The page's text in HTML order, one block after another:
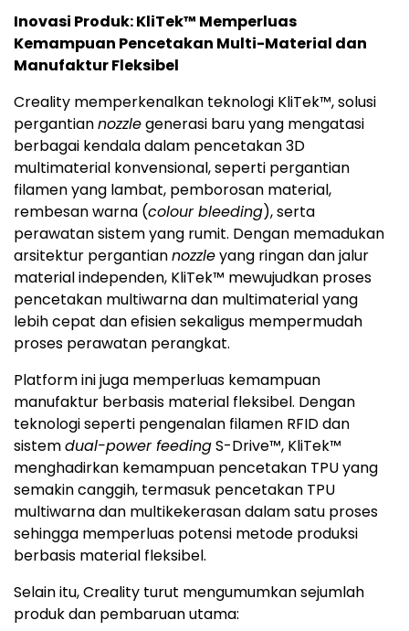
Inovasi Produk: KliTek™ Memperluas
Kemampuan Pencetakan Multi-Material dan
Manufaktur Fleksibel
Creality memperkenalkan teknologi KliTek™, solusi
pergantiannozzlegenerasi baru yang mengatasi
berbagai kendala dalam pencetakan 3D
multimaterial konvensional, seperti pergantian
filamen yang lambat, pemborosan material,
rembesan warna (colour bleeding), serta
perawatan sistem yang rumit. Dengan memadukan
arsitektur pergantiannozzleyang ringan dan jalur
material independen, KliTek™ mewujudkan proses
pencetakan multiwarna dan multimaterial yang
lebih cepat dan efisien sekaligus mempermudah
proses perawatan perangkat.
Platform ini juga memperluas kemampuan
manufaktur berbasis material fleksibel. Dengan
teknologi seperti pengenalan filamen RFID dan
sistemdual-power feedingS-Drive™, KliTek™
menghadirkan kemampuan pencetakan TPU yang
semakin canggih, termasuk pencetakan TPU
multiwarna dan multikekerasan dalam satu proses
sehingga memperluas potensi metode produksi
berbasis material fleksibel.
Selain itu, Creality turut mengumumkan sejumlah
produk dan pembaruan utama: